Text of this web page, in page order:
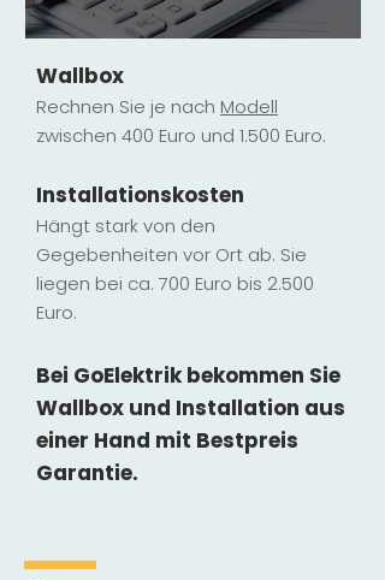
Wallbox
Rechnen Sie je nach Modell
zwischen 400 Euro und 1.500 Euro.
Installationskosten
Hängt stark von den
Gegebenheiten vor Ort ab. Sie
liegen bei ca. 700 Euro bis 2.500
Euro.
Bei GoElektrik bekommen Sie
Wallbox und Installation aus
einer Hand mit Bestpreis
Garantie.